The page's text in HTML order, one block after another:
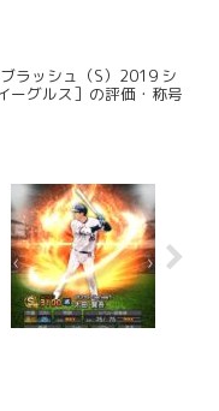
ブラッシュ（S）2019 シ
ーグルス］の評価・称号